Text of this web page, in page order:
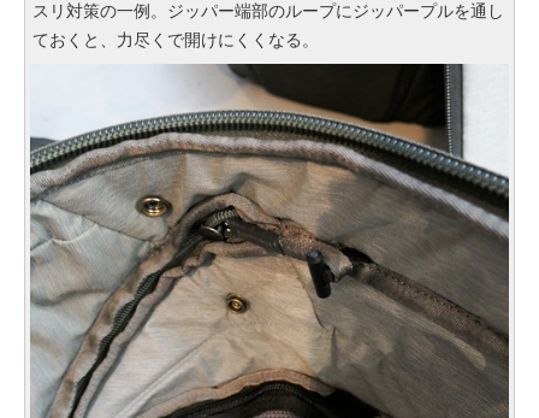
スリ対策の一例。ジッパー端部のループにジッパープルを通し
ておくと、力尽くで開けにくくなる。